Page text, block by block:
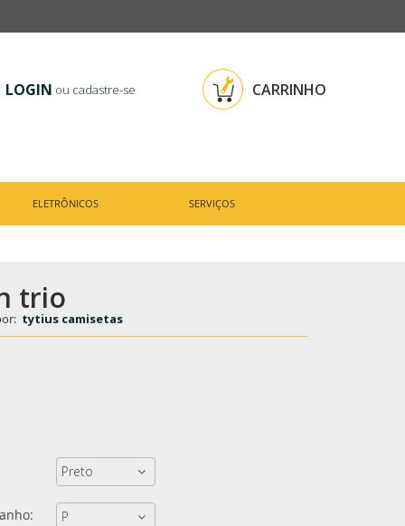
LOGIN ou cadastre-se CARRINHO
ELETRÔNICOS SERVIÇOS
trio
tytius camisetas